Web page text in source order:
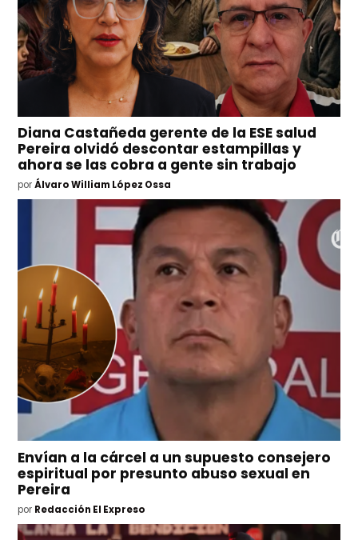
Diana Castañeda gerente de la ESE salud
Pereira olvidó descontar estampillas y
ahora se las cobra a gente sin trabajo
por Álvaro William López Ossa
Envían a la cárcel a un supuesto consejero
espiritual por presunto abuso sexual en
Pereira
por Redacción El Expreso